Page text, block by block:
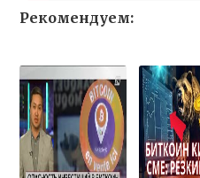
Рекомендуем: